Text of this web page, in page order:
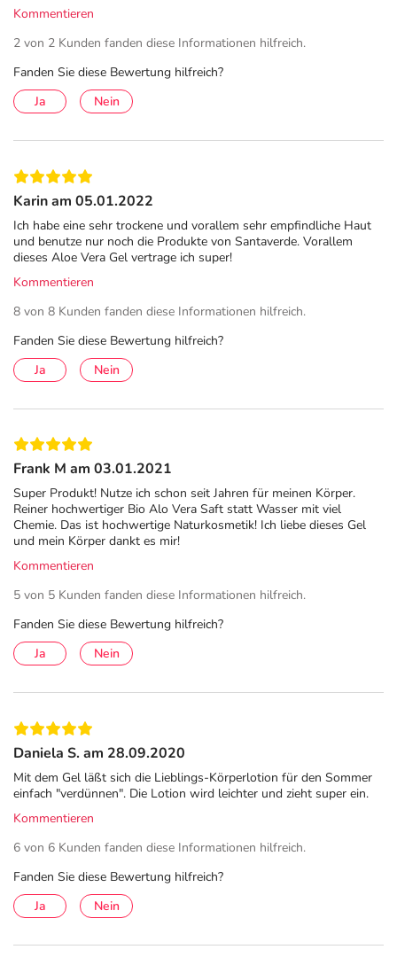
Kommentieren
2 von 2 Kunden fanden diese Informationen hilfreich.
Fanden Sie diese Bewertung hilfreich?
Ja
Nein
Karin am 05.01.2022
Ich habe eine sehr trockene und vorallem sehr empfindliche Haut
und benutze nur noch die Produkte von Santaverde. Vorallem
dieses Aloe Vera Gel vertrage ich super!
Kommentieren
8 von 8 Kunden fanden diese Informationen hilfreich.
Fanden Sie diese Bewertung hilfreich?
Ja
Nein
Frank M am 03.01.2021
Super Produkt! Nutze ich schon seit Jahren für meinen Körper.
Reiner hochwertiger Bio Alo Vera Saft statt Wasser mit viel
Chemie. Das ist hochwertige Naturkosmetik! Ich liebe dieses Gel
und mein Körper dankt es mir!
Kommentieren
5 von 5 Kunden fanden diese Informationen hilfreich.
Fanden Sie diese Bewertung hilfreich?
Ja
Nein
Daniela S. am 28.09.2020
Mit dem Gel läßt sich die Lieblings-Körperlotion für den Sommer
einfach "verdünnen". Die Lotion wird leichter und zieht super ein.
Kommentieren
6 von 6 Kunden fanden diese Informationen hilfreich.
Fanden Sie diese Bewertung hilfreich?
Ja
Nein